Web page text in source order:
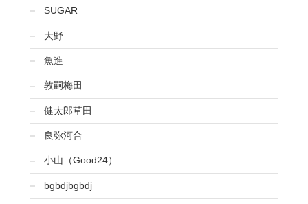
SUGAR
大野
魚進
敦嗣梅田
健太郎草田
良弥河合
小山（Good24）
bgbdjbgbdj